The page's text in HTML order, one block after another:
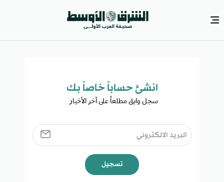
انشئ حساباً خاصاً بك​
سجل وابق مطلعاً على آخر الأخبار ​
تسجيل